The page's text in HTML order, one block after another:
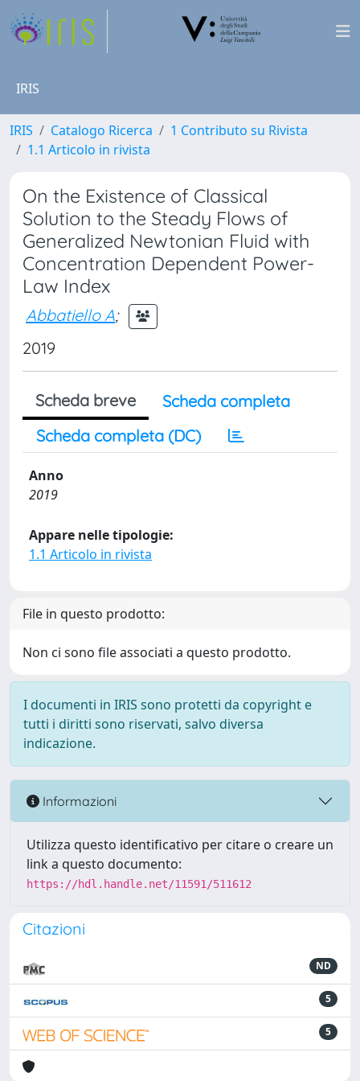
IRIS
IRIS Catalogo Ricerca
1 Contributo su Rivista
1.1 Articolo in rivista
On the Existence of Classical
Solution to the Steady Flows of
Generalized Newtonian Fluid with
Concentration Dependent Power-
Law Index
Abbatiello A;
2019
Scheda breve
Scheda completa
Scheda completa (DC)
Anno
2019
Appare nelle tipologie:
1.1 Articolo in rivista
File in questo prodotto:
Non ci sono file associati a questo prodotto.
I documenti in IRIS sono protetti da copyright e
tutti i diritti sono riservati, salvo diversa
indicazione.
Informazioni
Utilizza questo identificativo per citare o creare un
link a questo documento:
https://hdl.handle.net/11591/511612
Citazioni
ND
5
5